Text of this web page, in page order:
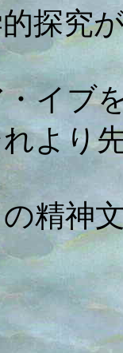
探究
イブ
より
精神